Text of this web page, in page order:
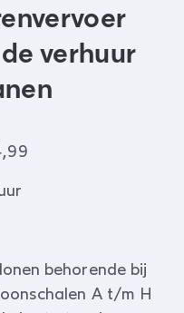
verhuur
behorende bij
A t/m H